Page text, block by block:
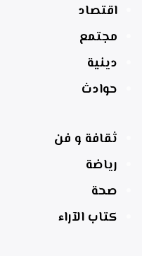
اقتصاد
مجتمع
دينية
حوادث
ثقافة و فن
رياضة
صحة
كتاب الآراء